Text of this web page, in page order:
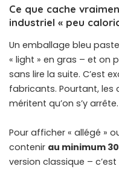
Ce que cache
industriel « peu
Un emballage bleu
« light » en gras – et on
sans lire la suite. C’est
fabricants. Pourtant, les
méritent qu’on s’y arrête.
Pour afficher « allégé »
contenir au minimum
version classique –